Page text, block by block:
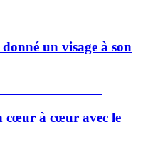
un visage à son
cœur à cœur avec le